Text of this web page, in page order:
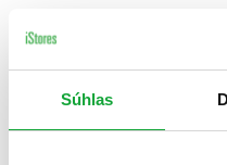
Súhlas